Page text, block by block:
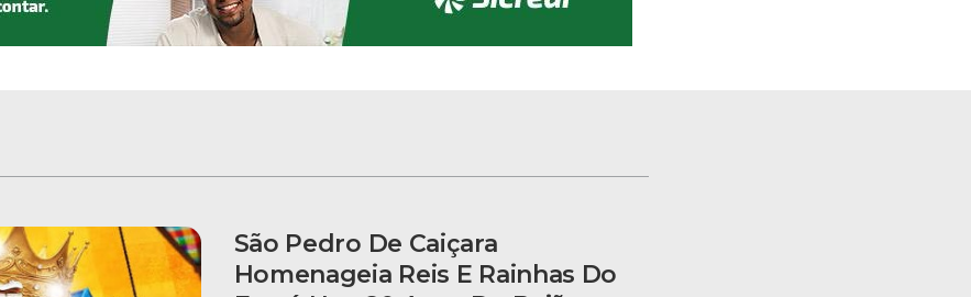
São Pedro De Caiçara
Homenageia Reis E Rainhas Do